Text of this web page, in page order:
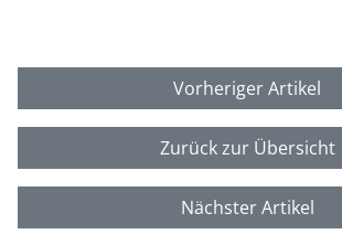
Vorheriger Artikel
Zurück zur Übersicht
Nächster Artikel